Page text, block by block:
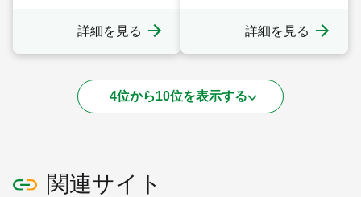
詳細を見る 詳細を見る
4位から10位を表示する
関連サイト